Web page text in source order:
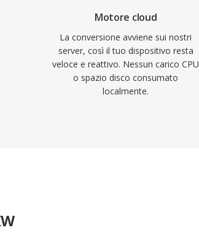
Motore cloud
La conversione avviene sui nostri
server, così il tuo dispositivo resta
veloce e reattivo. Nessun carico CPU
o spazio disco consumato
localmente.